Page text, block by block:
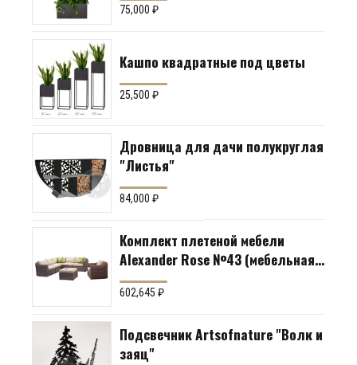
75,000₽
Кашпо квадратные под цветы
25,500₽
Дровница для дачи полукруглая
"Листья"
84,000₽
Комплект плетеной мебели
Alexander Rose №43 (мебельная
группа для гостиной или
террасы)
602,645₽
Подсвечник Artsofnature "Волк и
заяц"